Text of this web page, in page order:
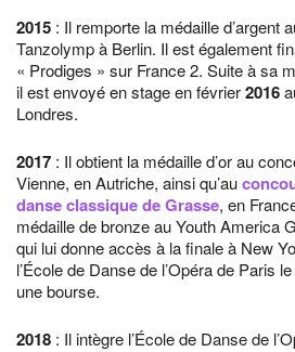
2015 : Il remporte la médaille d’argent
Tanzolymp à Berlin. Il est également
« Prodiges » sur France 2. Suite à sa
il est envoyé en stage en février2016
Londres.
2017 : Il obtient la médaille d’or au
Vienne, en Autriche, ainsi qu’au
danse classique de Grasse, en
médaille de bronze au Youth America
qui lui donne accès à la finale à New
l’École de Danse de l’Opéra de Paris
une bourse.
2018 : Il intègre l’École de Danse de